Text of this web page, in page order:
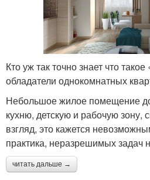
Кто уж так точно знает что
обладатели однокомнатных
Небольшое жилое помещение
кухню, детскую и рабочую
взгляд, это кажется
практика, неразрешимых задач
читать дальше →